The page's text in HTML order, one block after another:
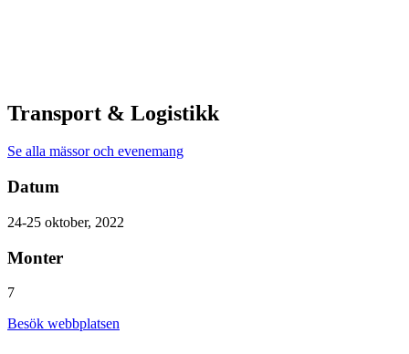
Transport & Logistikk
Se alla mässor och evenemang
Datum
24-25 oktober, 2022
Monter
7
Besök webbplatsen